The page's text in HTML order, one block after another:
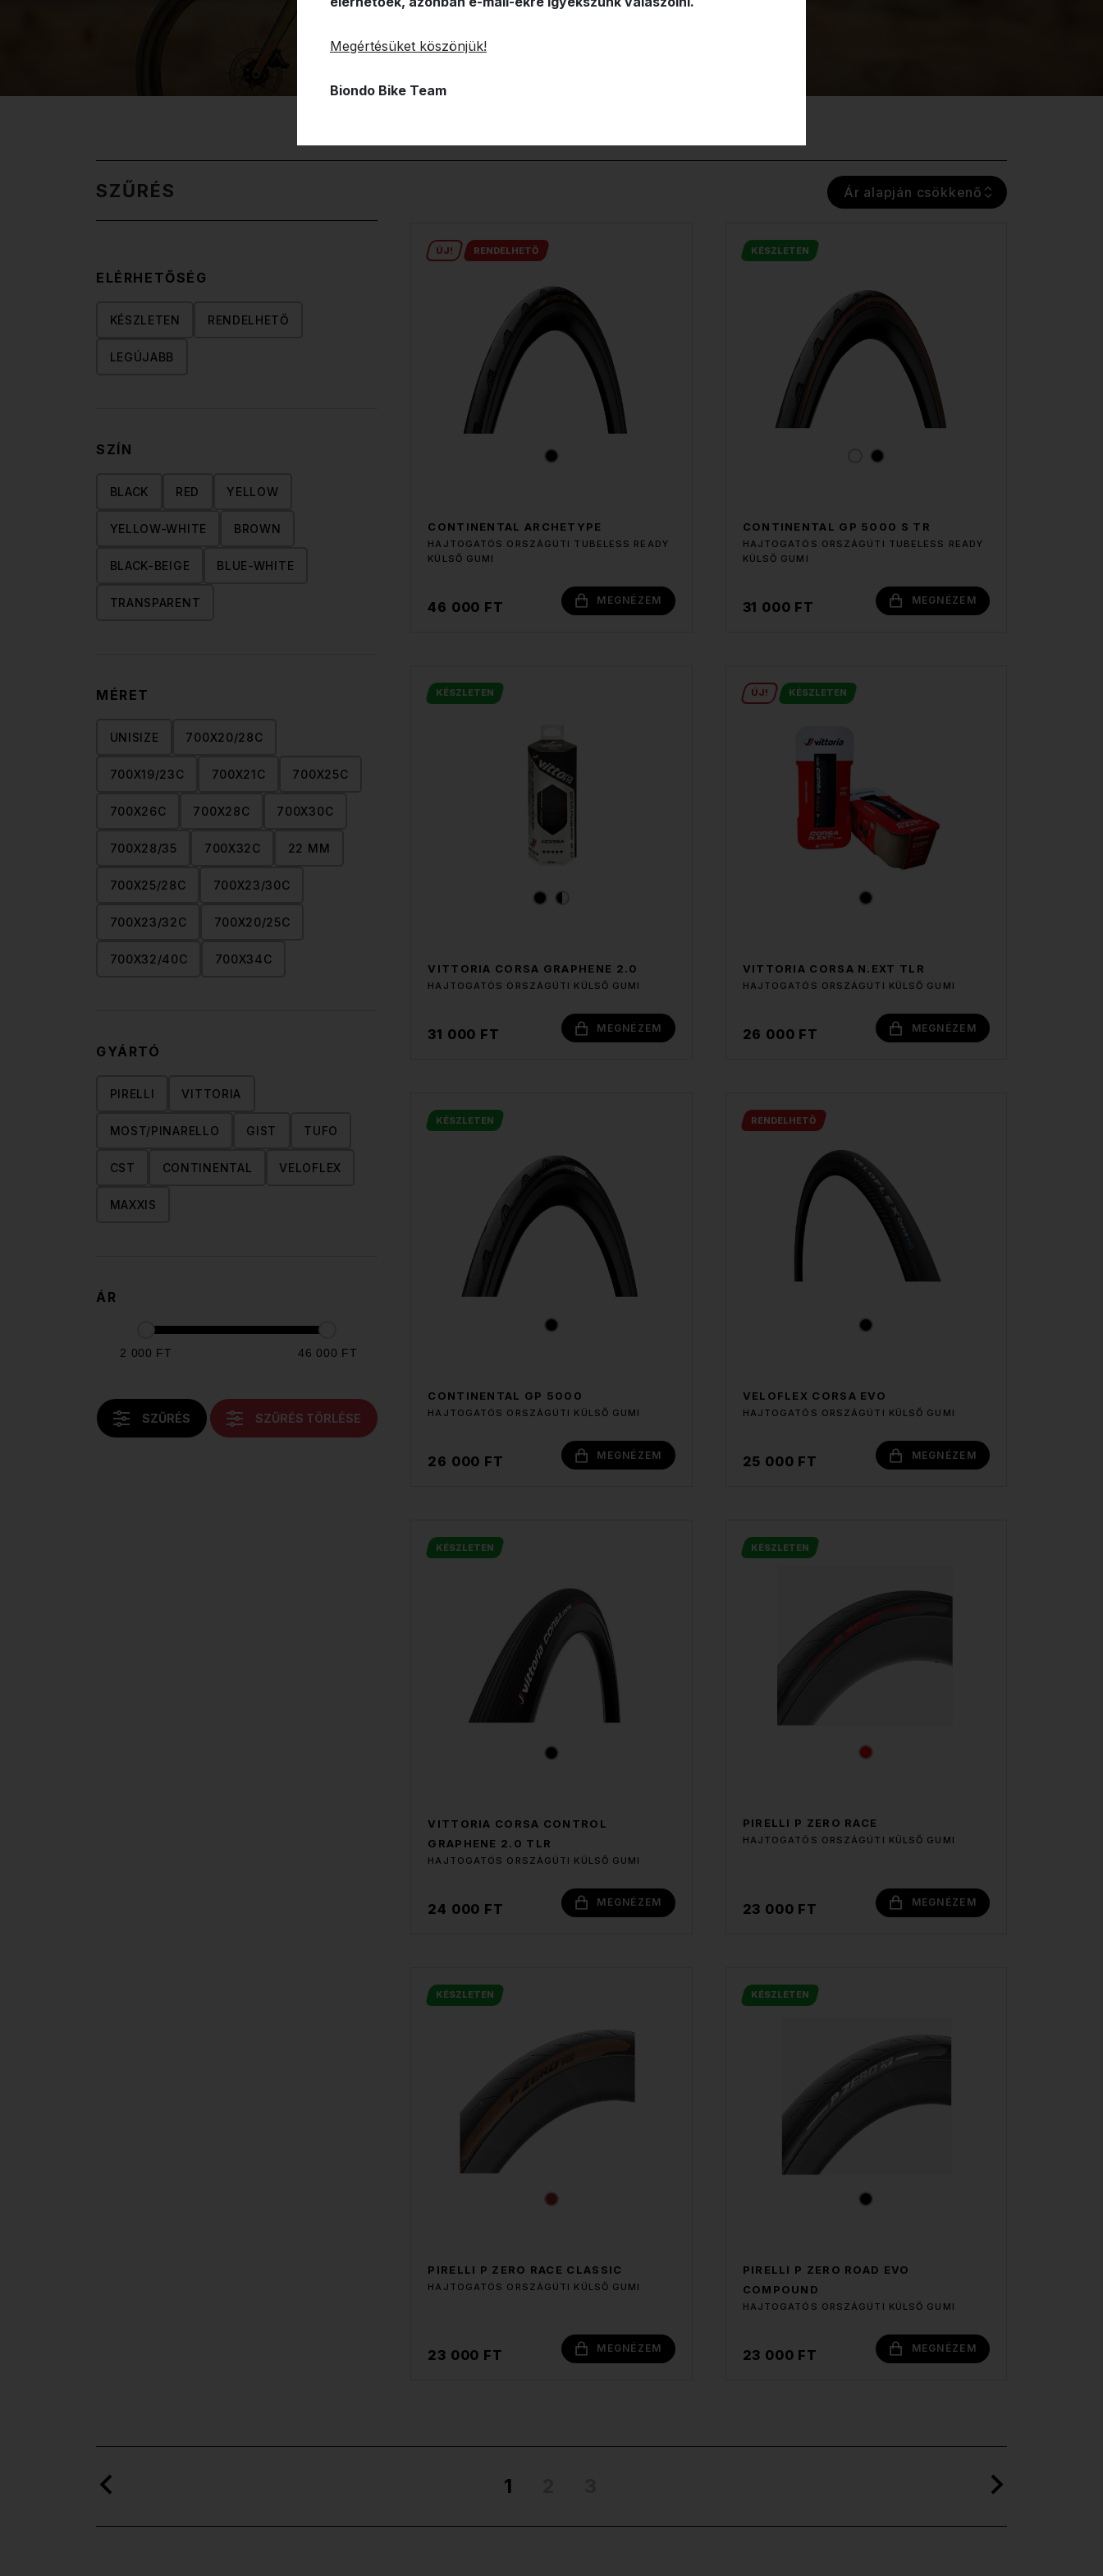
SZŰRÉS
ELÉRHETŐSÉG
KÉSZLETEN RENDELHETŐ
LEGÚJABB
SZÍN
BLACK RED YELLOW
YELLOW-WHITE BROWN
BLACK-BEIGE BLUE-WHITE
TRANSPARENT
MÉRET
UNISIZE 700X20/28C
700X19/23C 700X21C 700X25C
700X26C 700X28C 700X30C
700X28/35 700X32C 22 MM
700X25/28C 700X23/30C
700X23/32C 700X20/25C
700X32/40C 700X34C
GYÁRTÓ
PIRELLI VITTORIA
MOST/PINARELLO GIST TUFO
CST CONTINENTAL VELOFLEX
MAXXIS
ÁR
2 000 FT 46 000 FT
SZŰRÉS SZŰRÉS TÖRLÉSE
Ár alapján csökkenő
ÚJ! RENDELHETŐ
CONTINENTAL ARCHETYPE
HAJTOGATÓS ORSZÁGÚTI TUBELESS READY
KÜLSŐ GUMI
46 000 FT MEGNÉZEM
KÉSZLETEN
CONTINENTAL GP 5000 S TR
HAJTOGATÓS ORSZÁGÚTI TUBELESS READY
KÜLSŐ GUMI
31 000 FT MEGNÉZEM
KÉSZLETEN
VITTORIA CORSA GRAPHENE 2.0
HAJTOGATÓS ORSZÁGÚTI KÜLSŐ GUMI
31 000 FT MEGNÉZEM
ÚJ! KÉSZLETEN
VITTORIA CORSA N.EXT TLR
HAJTOGATÓS ORSZÁGÚTI KÜLSŐ GUMI
26 000 FT MEGNÉZEM
KÉSZLETEN
CONTINENTAL GP 5000
HAJTOGATÓS ORSZÁGÚTI KÜLSŐ GUMI
26 000 FT MEGNÉZEM
RENDELHETŐ
VELOFLEX CORSA EVO
HAJTOGATÓS ORSZÁGÚTI KÜLSŐ GUMI
25 000 FT MEGNÉZEM
KÉSZLETEN
VITTORIA CORSA CONTROL
GRAPHENE 2.0 TLR
HAJTOGATÓS ORSZÁGÚTI KÜLSŐ GUMI
24 000 FT MEGNÉZEM
KÉSZLETEN
PIRELLI P ZERO RACE
HAJTOGATÓS ORSZÁGÚTI KÜLSŐ GUMI
23 000 FT MEGNÉZEM
KÉSZLETEN
PIRELLI P ZERO RACE CLASSIC
HAJTOGATÓS ORSZÁGÚTI KÜLSŐ GUMI
23 000 FT MEGNÉZEM
KÉSZLETEN
PIRELLI P ZERO ROAD EVO
COMPOUND
HAJTOGATÓS ORSZÁGÚTI KÜLSŐ GUMI
23 000 FT MEGNÉZEM
1
Megértésüket köszönjük!
Biondo Bike Team